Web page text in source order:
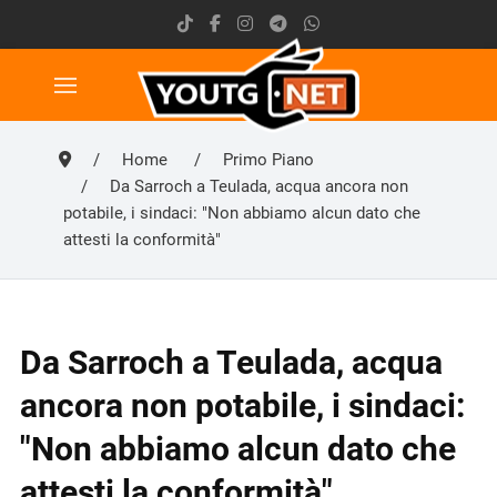
Home
Primo Piano
Da Sarroch a Teulada, acqua ancora non
potabile, i sindaci: "Non abbiamo alcun dato che
attesti la conformità"
Da Sarroch a Teulada, acqua
ancora non potabile, i sindaci:
"Non abbiamo alcun dato che